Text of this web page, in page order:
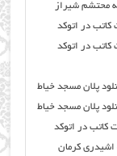
محتشم شیراز
کاتب در اتوکد
کاتب در اتوکد
پلان مسجد خیاط
پلان مسجد خیاط
کاتب در اتوکد
اشیدری کرمان